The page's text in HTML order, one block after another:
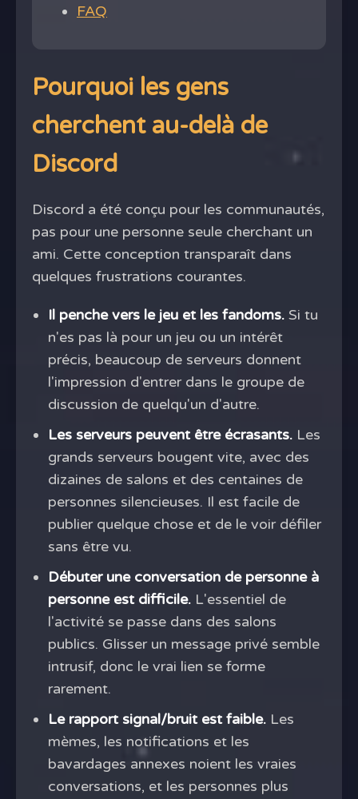
FAQ
Pourquoi les gens
cherchent au-delà de
Discord
Discord a été conçu pour les communautés,
pas pour une personne seule cherchant un
ami. Cette conception transparaît dans
quelques frustrations courantes.
Il penche vers le jeu et les fandoms. Si tu
n'es pas là pour un jeu ou un intérêt
précis, beaucoup de serveurs donnent
l'impression d'entrer dans le groupe de
discussion de quelqu'un d'autre.
Les serveurs peuvent être écrasants. Les
grands serveurs bougent vite, avec des
dizaines de salons et des centaines de
personnes silencieuses. Il est facile de
publier quelque chose et de le voir défiler
sans être vu.
Débuter une conversation de personne à
personne est difficile. L'essentiel de
l'activité se passe dans des salons
publics. Glisser un message privé semble
intrusif, donc le vrai lien se forme
rarement.
Le rapport signal/bruit est faible. Les
mèmes, les notifications et les
bavardages annexes noient les vraies
conversations, et les personnes plus